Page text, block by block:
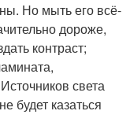
Но мыть его всё-
дороже,
контраст;
света
будет казаться